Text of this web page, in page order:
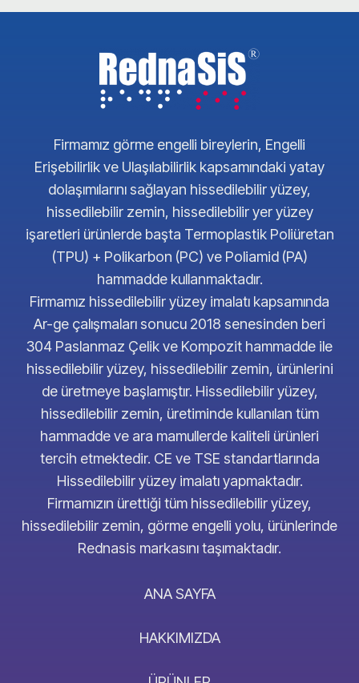
Firmamız görme engelli bireylerin, Engelli
Erişebilirlik ve Ulaşılabilirlik kapsamındaki yatay
dolaşımılarını sağlayan hissedilebilir yüzey,
hissedilebilir zemin, hissedilebilir yer yüzey
işaretleri ürünlerde başta Termoplastik Poliüretan
(TPU) + Polikarbon (PC) ve Poliamid (PA)
hammadde kullanmaktadır.
Firmamız hissedilebilir yüzey imalatı kapsamında
Ar-ge çalışmaları sonucu 2018 senesinden beri
304 Paslanmaz Çelik ve Kompozit hammadde ile
hissedilebilir yüzey, hissedilebilir zemin, ürünlerini
de üretmeye başlamıştır. Hissedilebilir yüzey,
hissedilebilir zemin, üretiminde kullanılan tüm
hammadde ve ara mamullerde kaliteli ürünleri
tercih etmektedir. CE ve TSE standartlarında
Hissedilebilir yüzey imalatı yapmaktadır.
Firmamızın ürettiği tüm hissedilebilir yüzey,
hissedilebilir zemin, görme engelli yolu, ürünlerinde
Rednasis markasını taşımaktadır.
ANA SAYFA
HAKKIMIZDA